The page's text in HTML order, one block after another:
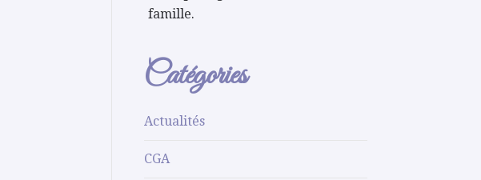
famille.
Catégories
Actualités
CGA